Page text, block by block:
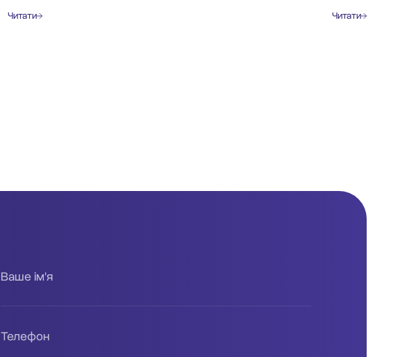
Читати Читати
Ваше ім'я
Телефон